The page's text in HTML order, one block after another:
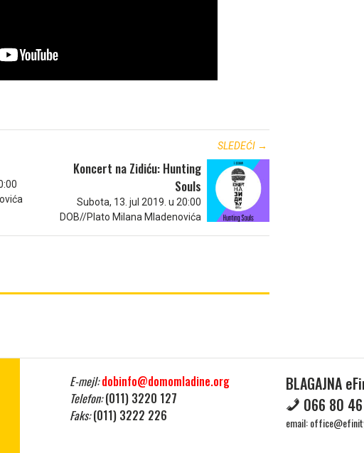
SLEDEĆI →
Koncert na Zidiću: Hunting
Souls
Subota, 13. jul 2019. u 20:00
DOB//Plato Milana Mladenovića
E-mejl: dobinfo@domomladine.org
Telefon: (011) 3220 127
Faks: (011) 3222 226
BLAGAJNA
066 80
email: